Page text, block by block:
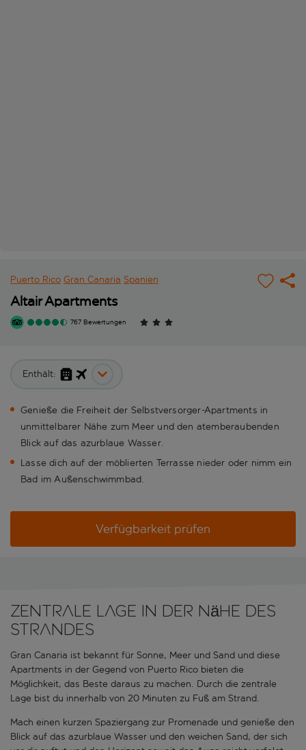
Puerto Rico Gran Canaria Spanien
Altair Apartments
767 Bewertungen
Enthält:
Genieße die Freiheit der Selbstversorger-Apartments in
unmittelbarer Nähe zum Meer und den atemberaubenden
Blick auf das azurblaue Wasser.
Lasse dich auf der möblierten Terrasse nieder oder nimm ein
Bad im Außenschwimmbad.
Verfügbarkeit prüfen
Zentrale Lage in der Nähe des
Strandes
Gran Canaria ist bekannt für Sonne, Meer und Sand und diese
Apartments in der Gegend von Puerto Rico bieten die
Möglichkeit, das Beste daraus zu machen. Durch die zentrale
Lage bist du innerhalb von 20 Minuten zu Fuß am Strand.
Mach einen kurzen Spaziergang zur Promenade und genieße den
Blick auf das azurblaue Wasser und den weichen Sand, der sich